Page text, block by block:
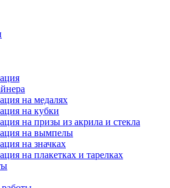
на медалях
на кубки
на призы из акрила и стекла
на вымпелы
на значках
на плакетках и тарелках